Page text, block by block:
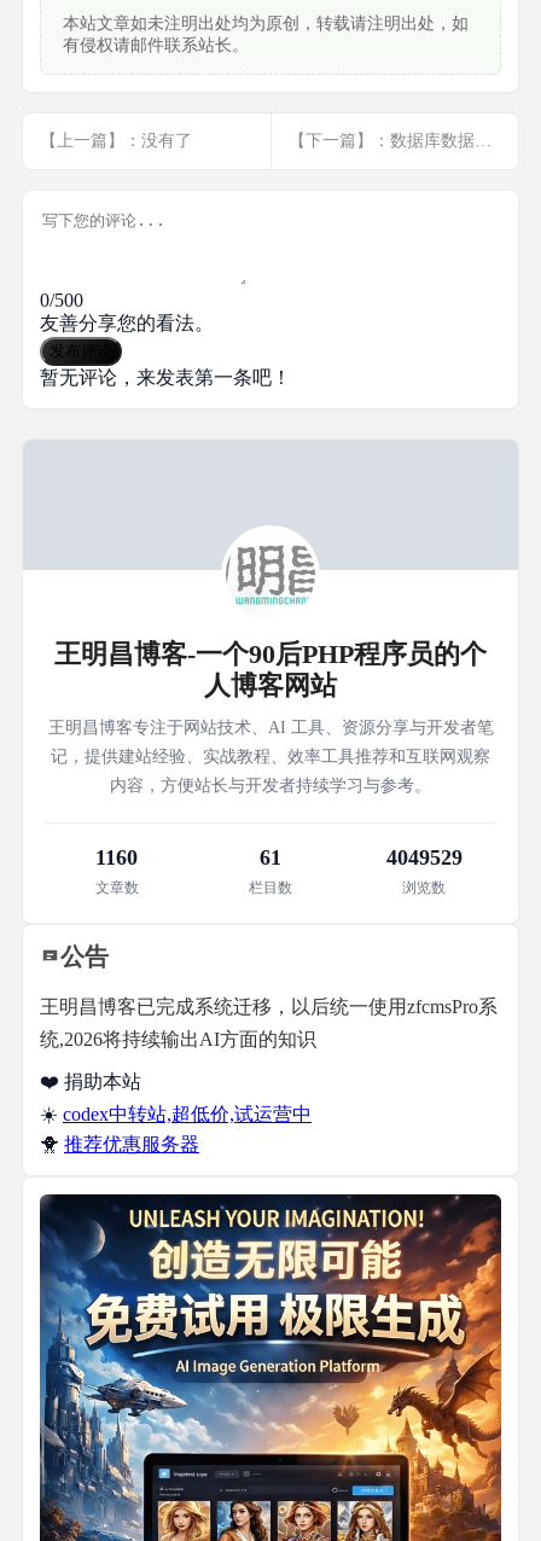
本站文章如未注明出处均为原创，转载请注明出处，如
有侵权请邮件联系站长。
【上一篇】：没有了 【下一篇】：数据库数据类型
0/500
友善分享您的看法。
发布评论
暂无评论，来发表第一条吧！
王明昌博客-一个90后PHP程序员的个
人博客网站
王明昌博客专注于网站技术、AI 工具、资源分享与开发者笔
记，提供建站经验、实战教程、效率工具推荐和互联网观察
内容，方便站长与开发者持续学习与参考。
1160
文章数
61
栏目数
4049529
浏览数
公告
王明昌博客已完成系统迁移，以后统一使用zfcmsPro系
统,2026将持续输出AI方面的知识
❤️ 捐助本站
☀️ codex中转站,超低价,试运营中
🐥 推荐优惠服务器